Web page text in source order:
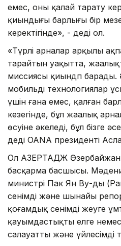
емес, оның қалай тарату
қиындығы барлығы бір
керектігінде», - деді ол.
«Түрлі арналар арқылы
тарайтын уақытта,
миссиясы қиындп барады.
мобильді технологиялар
үшін ғана емес, қалған
кезегінде, бұл жаңалық
өсуіне әкеледі, бұл бізге
деді OANA президенті
Ол АЗЕРТАДЖ Әзербайжан
басқарма басшысы.
министрі Пак Ян Ву-дың
сенімді және шынайы
қоғамдық сенімді жеңуге
қауымдастықтың елге
салауатты және үйлесімді